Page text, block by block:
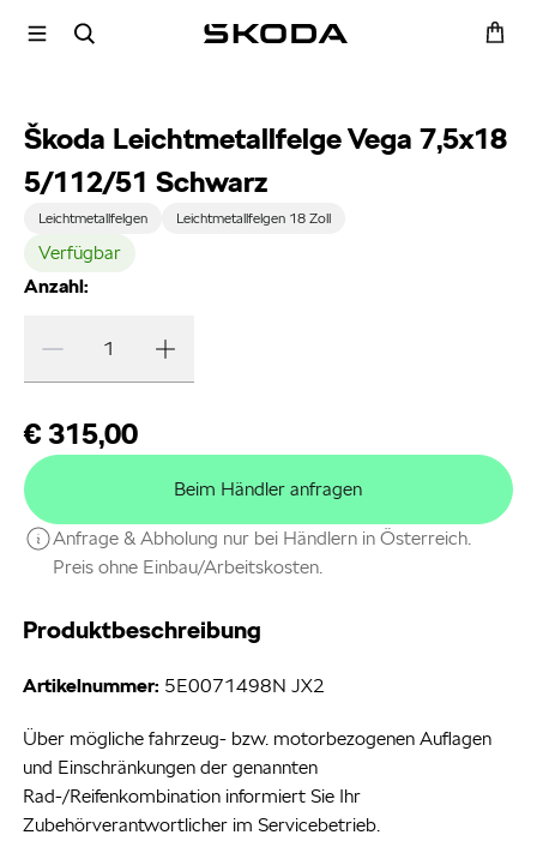
Produktbeschreibung
Artikelnummer: 5E0071498N JX2
Über mögliche fahrzeug- bzw. motorbezogenen Auflagen
und Einschränkungen der genannten
Rad-/Reifenkombination informiert Sie Ihr
Zubehörverantwortlicher im Servicebetrieb.
Škoda Leichtmetallfelge Vega 7,5x18
5/112/51 Schwarz
Leichtmetallfelgen Leichtmetallfelgen 18 Zoll
Verfügbar
Anzahl:
€ 315,00
Beim Händler anfragen
Anfrage & Abholung nur bei Händlern in Österreich.
Preis ohne Einbau/Arbeitskosten.